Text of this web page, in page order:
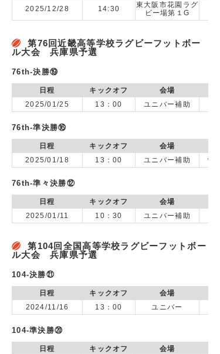
2025/12/28 14:30
東大阪市花園ラグ
ビー場第１G
第76回近畿高等学校ラグビーフットボー
ル大会 兵庫県予選
76th-決勝⑲
日程 キックオフ
会場
2025/01/25
13：00 ユニバー補助
76th-準決勝⑯
日程 キックオフ
会場
2025/01/18
13：00 ユニバー補助 vs
76th-準々決勝⑫
日程 キックオフ
会場
2025/01/11
10：30 ユニバー補助
第104回全国高等学校ラグビーフットボー
ル大会 兵庫県予選
104-決勝㉑
日程 キックオフ
会場
2024/11/16
13：00 ユニバー
104-準決勝⑳
日程 キックオフ
会場